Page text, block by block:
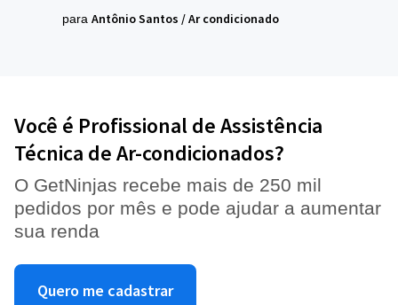
para Antônio Santos /Ar condicionado
Você é Profissional de Assistência
Técnica de Ar-condicionados?
O GetNinjas recebe mais de 250 mil
pedidos por mês e pode ajudar a aumentar
sua renda
Quero me cadastrar